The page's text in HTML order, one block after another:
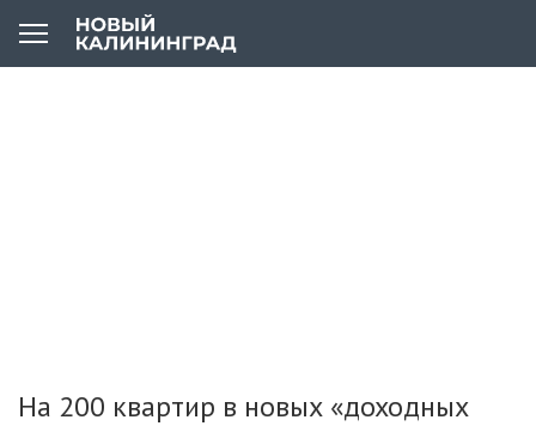
На 200 квартир в новых «доходных